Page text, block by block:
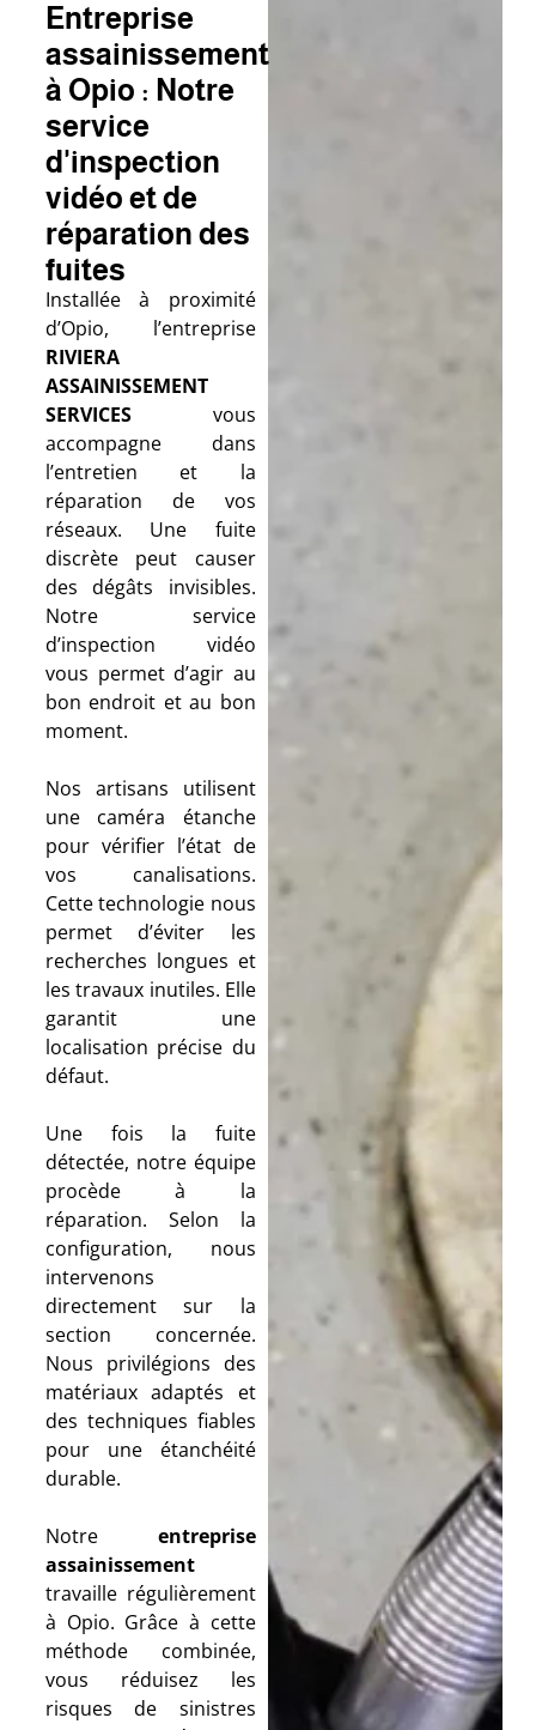
Entreprise
assainissement
à Opio : Notre
service
d'inspection
vidéo et de
réparation des
fuites
Installée à proximité
d’Opio, l’entreprise
RIVIERA
ASSAINISSEMENT
SERVICESvous
accompagne dans
l’entretien et la
réparation de vos
réseaux. Une fuite
discrète peut causer
des dégâts invisibles.
Notre service
d’inspection vidéo
vous permet d’agir au
bon endroit et au bon
moment.
Nos artisans utilisent
une caméra étanche
pour vérifier l’état de
vos canalisations.
Cette technologie nous
permet d’éviter les
recherches longues et
les travaux inutiles. Elle
garantit une
localisation précise du
défaut.
Une fois la fuite
détectée, notre équipe
procède à la
réparation. Selon la
configuration, nous
intervenons
directement sur la
section concernée.
Nous privilégions des
matériaux adaptés et
des techniques fiables
pour une étanchéité
durable.
Notre entreprise
assainissement
travaille régulièrement
à Opio. Grâce à cette
méthode combinée,
vous réduisez les
risques de sinistres